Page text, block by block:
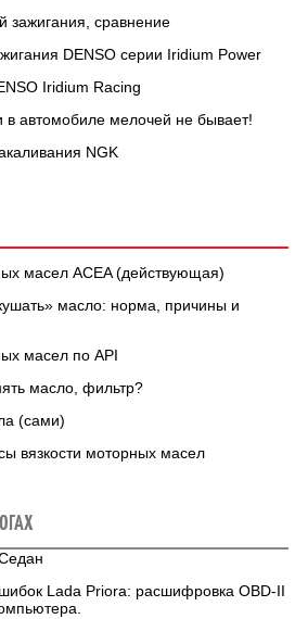
зажигания, сравнение
DENSO серии Iridium Power
Iridium Racing
в автомобиле мелочей не бывает!
NGK
масел ACEA (действующая)
масло: норма, причины и
масел по API
масло, фильтр?
(сами)
вязкости моторных масел
Lada Priora: расшифровка OBD‑II